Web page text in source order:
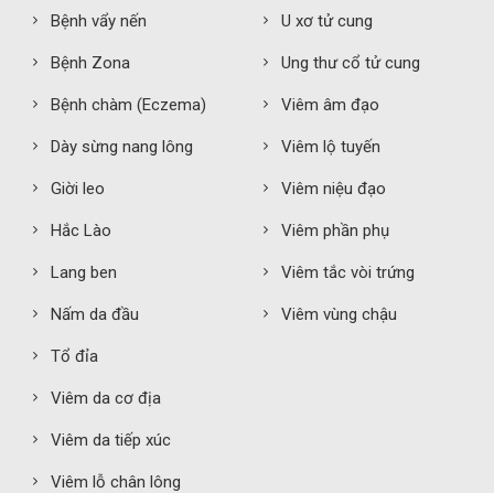
Bệnh vẩy nến
Bệnh Zona
Bệnh chàm (Eczema)
Dày sừng nang lông
Giời leo
Hắc Lào
Lang ben
Nấm da đầu
Tổ đỉa
Viêm da cơ địa
Viêm da tiếp xúc
Viêm lỗ chân lông
U xơ tử cung
Ung thư cổ tử cung
Viêm âm đạo
Viêm lộ tuyến
Viêm niệu đạo
Viêm phần phụ
Viêm tắc vòi trứng
Viêm vùng chậu